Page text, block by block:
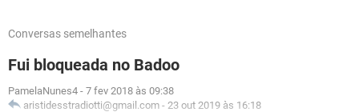
Conversas semelhantes
Fui bloqueada no Badoo
PamelaNunes4 - 7 fev 2018 às 09:38
aristidesstradiotti@gmail.com - 23 out 2019 às 16:18